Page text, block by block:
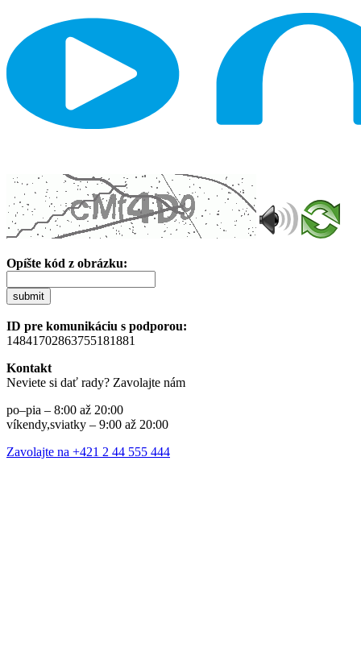
Opíšte kód z obrázku:
submit
ID pre komunikáciu s podporou:
14841702863755181881
Kontakt
Neviete si dať rady? Zavolajte nám
po–pia – 8:00 až 20:00
víkendy,sviatky – 9:00 až 20:00
Zavolajte na +421 2 44 555 444